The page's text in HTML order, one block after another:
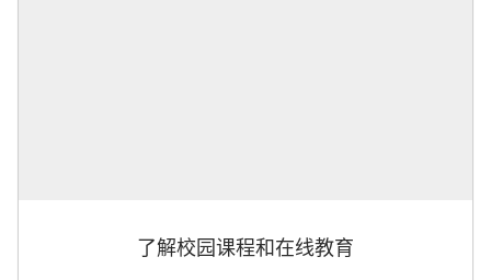
了解校园课程和在线教育